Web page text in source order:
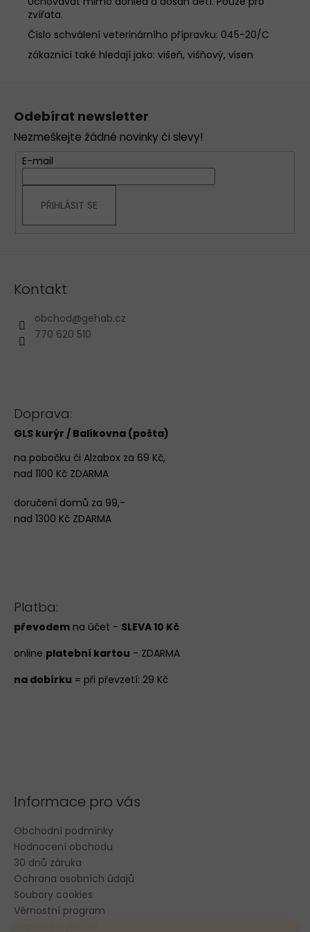
zvířata.
Číslo schválení veterinárního přípravku: 045-20/C
zákazníci také hledají jako: višeň, višňový, visen
Odebírat newsletter
Nezmeškejte žádné novinky či slevy!
E-mail
PŘIHLÁSIT SE
Kontakt
obchod@gehab.cz
770 620 510
Doprava:
GLS kurýr / Balíkovna (pošta)
na pobočku či Alzabox za 69 Kč,
nad 1100 Kč ZDARMA
doručení domů za 99,-
nad 1300 Kč ZDARMA
Platba:
převodem na účet - SLEVA 10 Kč
online platební kartou - ZDARMA
na dobírku = při převzetí: 29 Kč
Informace pro vás
Obchodní podmínky
Hodnocení obchodu
30 dnů záruka
Ochrana osobních údajů
Soubory cookies
Věrnostní program